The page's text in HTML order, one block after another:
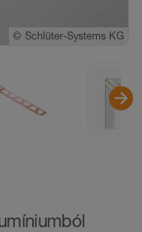
© Schlüter-Systems KG
© Schlüter-Systems KG
© Schlüter-Systems KG